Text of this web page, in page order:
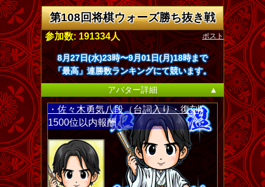
第108回将棋ウォーズ勝ち抜き戦
ポスト
参加数: 191334人
8月27日(水)23時〜9月01日(月)18時まで
「最高」連勝数ランキングにて競います。
アバター詳細
▲
・佐々木勇気八段（台詞入り・復刻)
1500位以内報酬